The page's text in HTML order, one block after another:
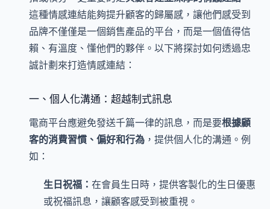
這種情感連結能夠提升顧客的歸屬感，讓他們感受到
品牌不僅僅是一個銷售產品的平台，而是一個值得信
賴、有溫度、懂他們的夥伴。以下將探討如何透過忠
誠計劃來打造情感連結：
一、個人化溝通：超越制式訊息
電商平台應避免發送千篇一律的訊息，而是要根據顧
客的消費習慣、偏好和行為 ，提供個人化的溝通。例
如：
生日祝福： 在會員生日時，提供客製化的生日優惠
或祝福訊息，讓顧客感受到被重視。